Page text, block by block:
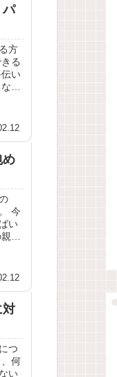
パ
方
る
い
っ
め
今
い
が
対
つ
何
い